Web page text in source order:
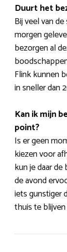
Duurt het
Bij veel van
morgen
bezorgen al
Flink kunnen
in sneller dan
Kan ik mijn
point?
Is er geen
kiezen voor
kun je daar
de avond
iets gunstiger
thuis te